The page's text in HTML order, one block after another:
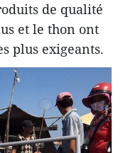
de qualité
et le thon ont
plus exigeants.